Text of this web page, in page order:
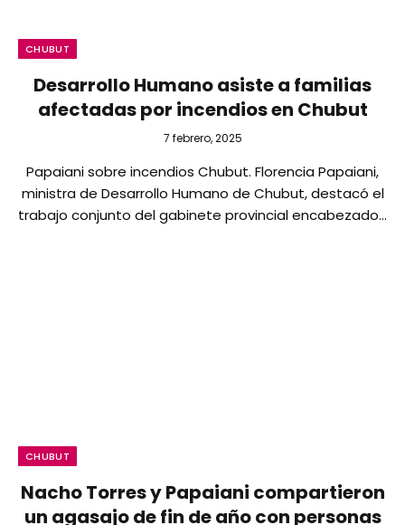
CHUBUT
Desarrollo Humano asiste a familias
afectadas por incendios en Chubut
7 febrero, 2025
Papaiani sobre incendios Chubut. Florencia Papaiani,
ministra de Desarrollo Humano de Chubut, destacó el
trabajo conjunto del gabinete provincial encabezado…
CHUBUT
Nacho Torres y Papaiani compartieron
un agasajo de fin de año con personas